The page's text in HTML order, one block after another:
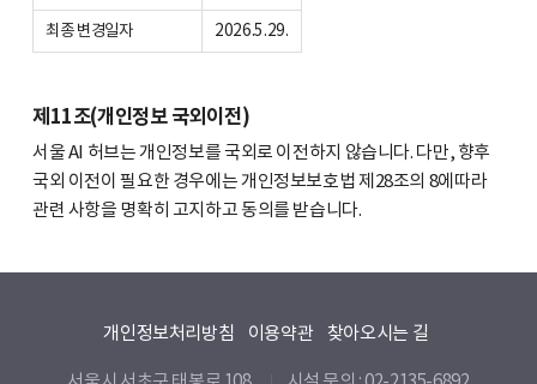
최종 변경일자 2026.5.29.
제11조(개인정보 국외이전)
서울 AI 허브는 개인정보를 국외로 이전하지 않습니다. 다만, 향후
국외 이전이 필요한 경우에는 개인정보보호법 제28조의 8에따라
관련 사항을 명확히 고지하고 동의를 받습니다.
개인정보처리방침 이용약관 찾아오시는 길